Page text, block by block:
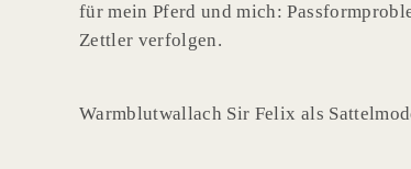
für mein Pferd und mich:
Zettler verfolgen.
Warmblutwallach Sir Felix als